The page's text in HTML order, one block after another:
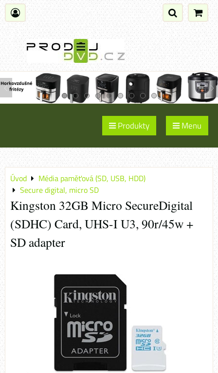
Produkty Menu
Úvod
Média paměťová (SD, USB, HDD)
Secure digital, micro SD
Kingston 32GB Micro SecureDigital
(SDHC) Card, UHS-I U3, 90r/45w +
SD adapter